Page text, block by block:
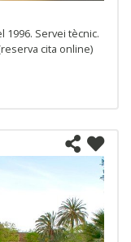
1996. Servei tècnic.
cita online)